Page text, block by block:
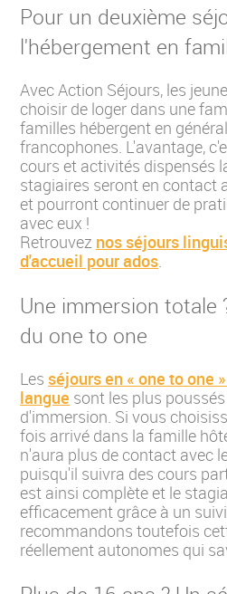
Pour un deuxième
l'hébergement en
Avec Action Séjours, les
choisir de loger dans une
familles hébergent en
francophones. L'avantage,
cours et activités dispensés
stagiaires seront en contact
et pourront continuer de
avec eux !
Retrouvez nos séjours
d'accueil pour ados
Une immersion totale
du one to one
Les séjours en « one to one
langue sont les plus
d'immersion. Si vous
fois arrivé dans la famille
n'aura plus de contact avec
puisqu'il suivra des cours
est ainsi complète et le
efficacement grâce à un
recommandons toutefois
réellement autonomes qui